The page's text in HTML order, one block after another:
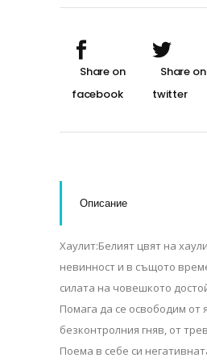
Описание
Хаулит:Белият цвят на
невинност и в същото
силата на човешкото
Помага да се освободим от
безконтролния гняв, от
Поема в себе си